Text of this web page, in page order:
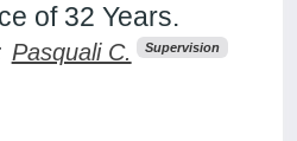
of 32 Years.
Pasquali C. Supervision